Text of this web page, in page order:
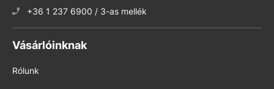
+36 1 237 6900 / 3-as mellék
Vásárlóinknak
Rólunk